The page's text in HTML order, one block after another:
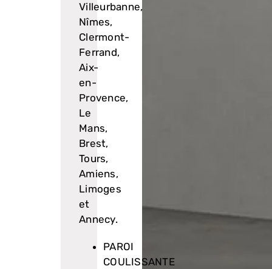
Villeurbanne,
Nîmes,
Clermont-
Ferrand,
Aix-
en-
Provence,
Le
Mans,
Brest,
Tours,
Amiens,
Limoges
et
Annecy.
PAROI
COULISSANTE